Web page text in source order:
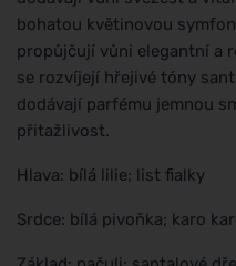
bohatou květinovou
propůjčují vůni elegantní a
se rozvíjejí hřejivé tóny
dodávají parfému jemnou
přitažlivost.
Hlava: bílá lilie; list fialky
Srdce: bílá pivoňka; karo